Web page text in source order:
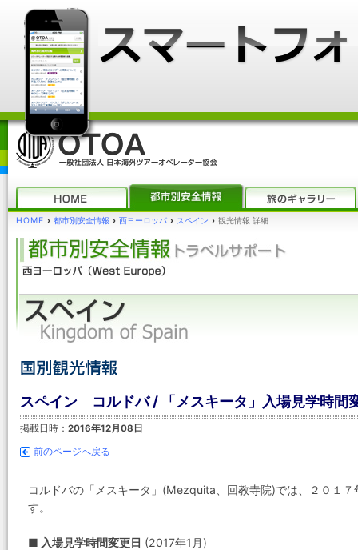
HOME › 都市別安全情報 › 西ヨーロッパ › スペイン › 観光情報 詳細
スペイン コルドバ / 「メスキータ」入場見学時間
掲載日時： 2016年12月08日
前のページへ戻る
コルドバの「メスキータ」(Mezquita、回教寺院)では、２０１
す。
■ 入場見学時間変更日 (2017年1月)